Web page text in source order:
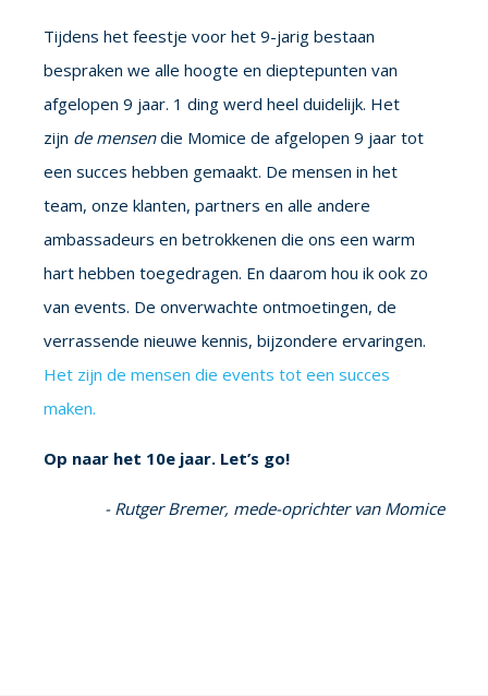
Tijdens het feestje voor het 9-jarig bestaan
bespraken we alle hoogte en dieptepunten van
afgelopen 9 jaar. 1 ding werd heel duidelijk. Het
zijn de mensen die Momice de afgelopen 9 jaar tot
een succes hebben gemaakt. De mensen in het
team, onze klanten, partners en alle andere
ambassadeurs en betrokkenen die ons een warm
hart hebben toegedragen. En daarom hou ik ook zo
van events. De onverwachte ontmoetingen, de
verrassende nieuwe kennis, bijzondere ervaringen.
Het zijn de mensen die events tot een succes
maken.
Op naar het 10e jaar. Let’s go!
- Rutger Bremer, mede-oprichter van Momice